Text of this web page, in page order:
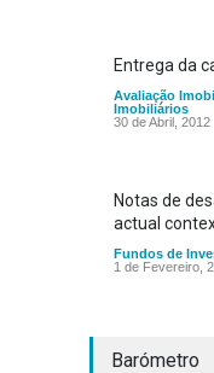
Entrega da
Avaliação
Imobiliários
30 de Abril, 2012
Notas de
actual
Fundos de
1 de Fevereiro,
Barómetro